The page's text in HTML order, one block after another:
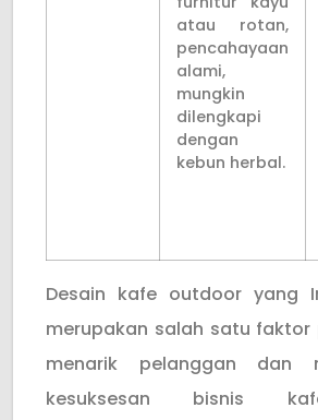
atau rotan,
pencahayaan
alami,
mungkin
dilengkapi
dengan
kebun herbal.
Desain kafe outdoor yang
merupakan salah satu faktor
menarik pelanggan dan
kesuksesan bisnis